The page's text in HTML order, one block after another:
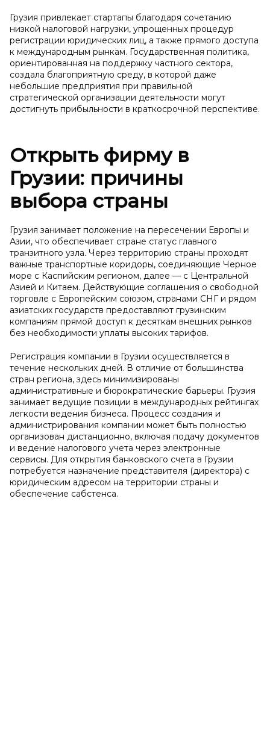
Грузия привлекает стартапы благодаря сочетанию
низкой налоговой нагрузки, упрощенных процедур
регистрации юридических лиц, а также прямого доступа
к международным рынкам. Государственная политика,
ориентированная на поддержку частного сектора,
создала благоприятную среду, в которой даже
небольшие предприятия при правильной
стратегической организации деятельности могут
достигнуть прибыльности в краткосрочной перспективе.
Открыть фирму в
Грузии: причины
выбора страны
Грузия занимает положение на пересечении Европы и
Азии, что обеспечивает стране статус главного
транзитного узла. Через территорию страны проходят
важные транспортные коридоры, соединяющие Черное
море с Каспийским регионом, далее — с Центральной
Азией и Китаем. Действующие соглашения о свободной
торговле с Европейским союзом, странами СНГ и рядом
азиатских государств предоставляют грузинским
компаниям прямой доступ к десяткам внешних рынков
без необходимости уплаты высоких тарифов.
Регистрация компании в Грузии осуществляется в
течение нескольких дней. В отличие от большинства
стран региона, здесь минимизированы
административные и бюрократические барьеры. Грузия
занимает ведущие позиции в международных рейтингах
легкости ведения бизнеса. Процесс создания и
администрирования компании может быть полностью
организован дистанционно, включая подачу документов
и ведение налогового учета через электронные
сервисы. Для открытия банковского счета в Грузии
потребуется назначение представителя (директора) с
юридическим адресом на территории страны и
обеспечение сабстенса.